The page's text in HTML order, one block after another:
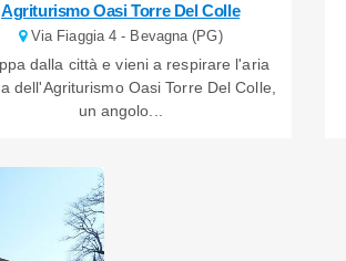
Agriturismo Oasi Torre Del Colle
Via Fiaggia 4 - Bevagna (PG)
dalla città e vieni a respirare l'aria
dell'Agriturismo Oasi Torre Del Colle,
un angolo...